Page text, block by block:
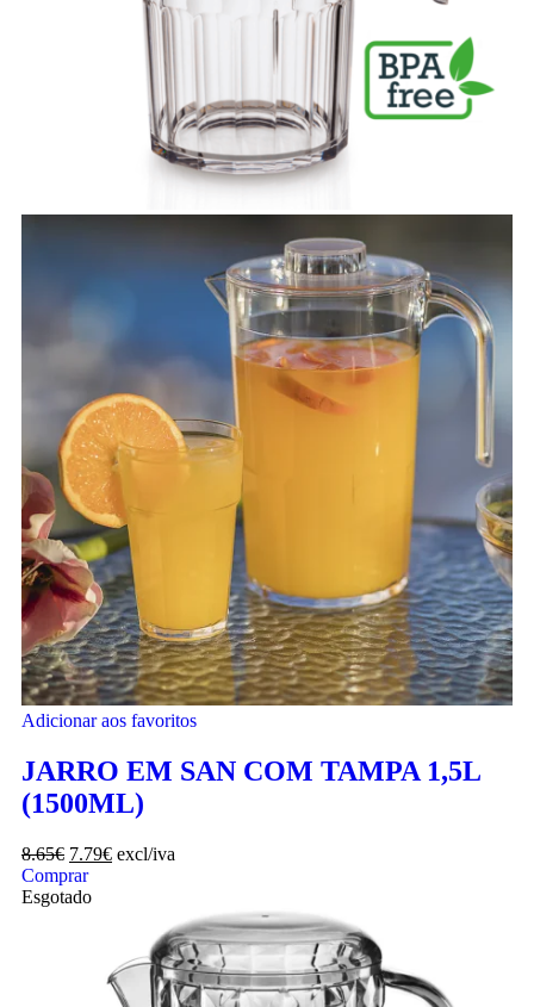
Adicionar aos favoritos
JARRO EM SAN COM TAMPA 1,5L
(1500ML)
8.65€ 7.79€ excl/iva
Comprar
Esgotado